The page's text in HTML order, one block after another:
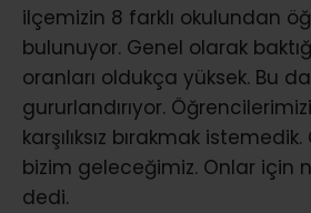
ilçemizin 8 farklı okulundan
bulunuyor. Genel olarak
oranları oldukça yüksek. Bu
gururlandırıyor.
karşılıksız bırakmak
bizim geleceğimiz. Onlar için
dedi.